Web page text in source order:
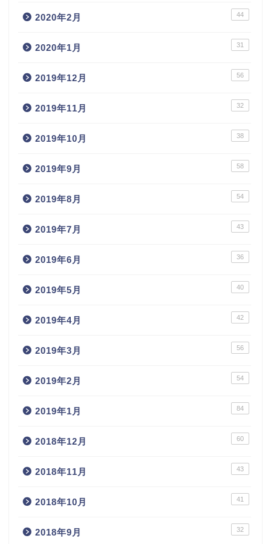
2020年2月 44
2020年1月 31
2019年12月 56
2019年11月 32
2019年10月 38
2019年9月 58
2019年8月 54
2019年7月 43
2019年6月 36
2019年5月 40
2019年4月 42
2019年3月 56
2019年2月 54
2019年1月 84
2018年12月 60
2018年11月 43
2018年10月 41
2018年9月 32